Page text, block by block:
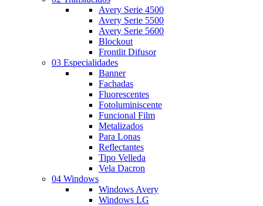
Avery Serie 4500
Avery Serie 5500
Avery Serie 5600
Blockout
Frontlit Difusor
03 Especialidades
Banner
Fachadas
Fluorescentes
Fotoluminiscente
Funcional Film
Metalizados
Para Lonas
Reflectantes
Tipo Velleda
Vela Dacron
04 Windows
Windows Avery
Windows LG